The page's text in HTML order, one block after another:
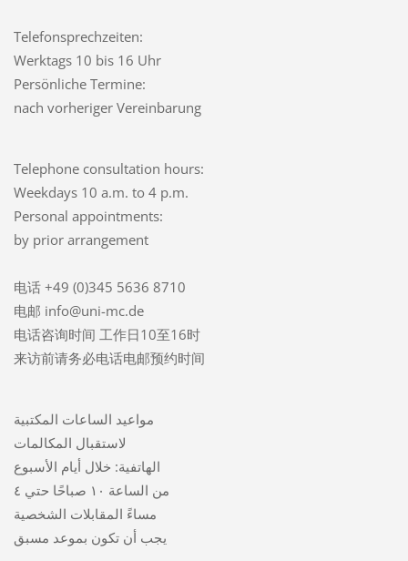
Telefonsprechzeiten:
Werktags 10 bis 16 Uhr
Persönliche Termine:
nach vorheriger Vereinbarung
Telephone consultation hours:
Weekdays 10 a.m. to 4 p.m.
Personal appointments:
by prior arrangement
电话 +49 (0)345 5636 8710
电邮 info@uni-mc.de
电话咨询时间 工作日10至16时
来访前请务必电话电邮预约时间
مواعيد الساعات المكتبية
لاستقبال المكالمات
الهاتفية: خلال أيام الأسبوع
من الساعة ١٠ صباحًا حتي ٤
مساءً المقابلات الشخصية
يجب أن تكون بموعد مسبق